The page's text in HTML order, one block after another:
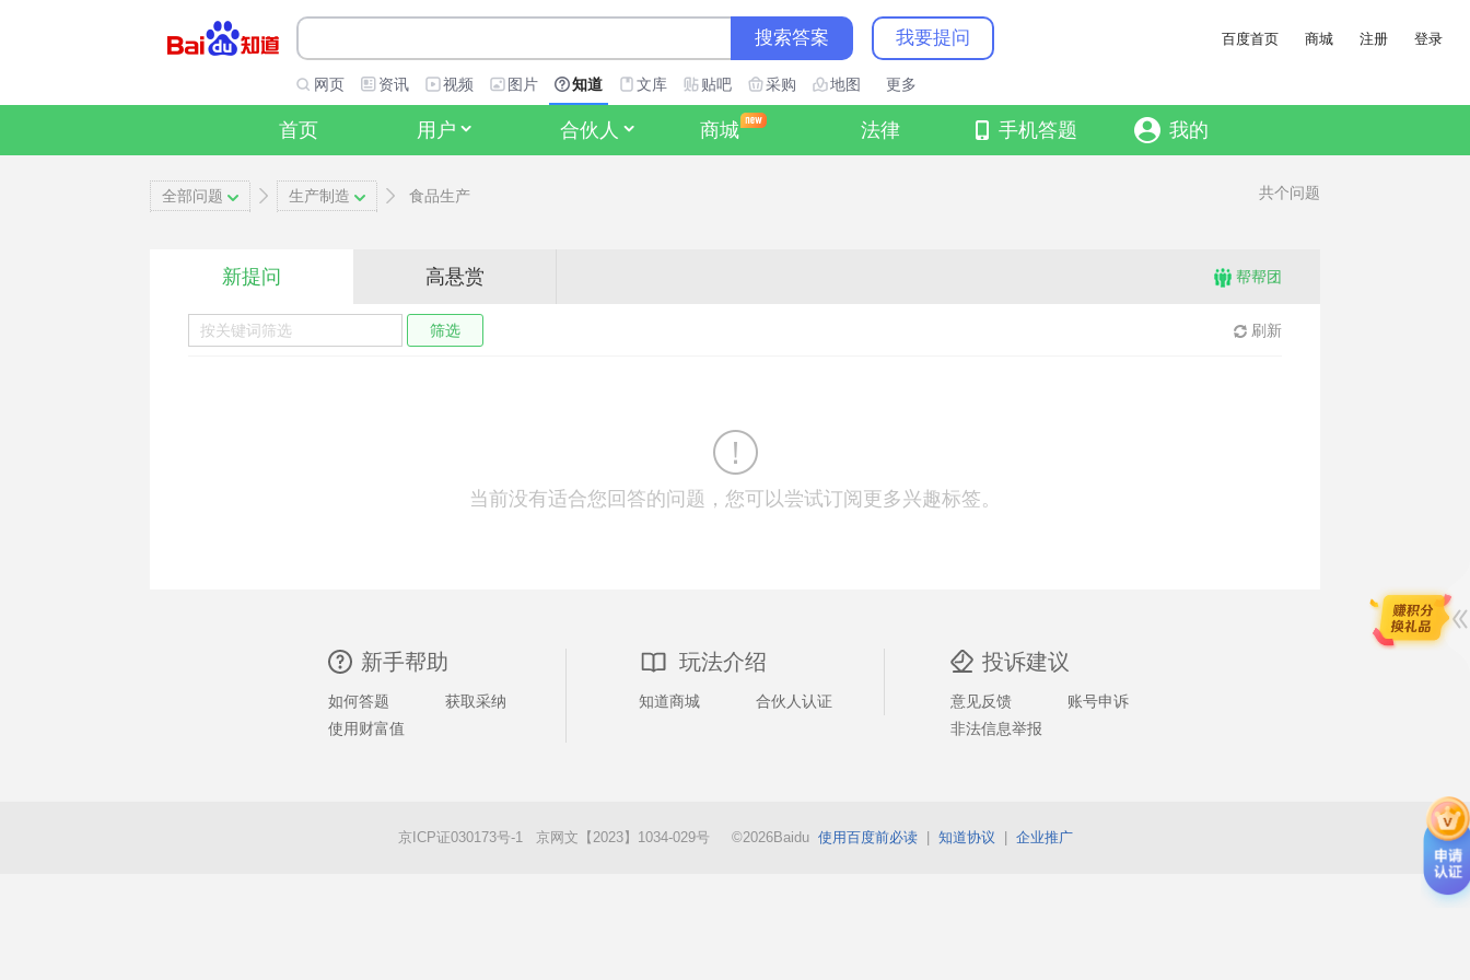
百度首页 商城 注册 登录
网页 资讯 视频 图片 知道 文库 贴吧 采购 地图 更多
搜索答案 我要提问
首页 用户 合伙人 商城 法律 手机答题 我的
全部问题 生产制造 食品生产 共个问题
新提问 高悬赏 帮帮团
筛选 刷新
当前没有适合您回答的问题，您可以尝试订阅更多兴趣标签。
新手帮助
如何答题
获取采纳
使用财富值
玩法介绍
知道商城 合伙人认证
投诉建议
意见反馈
账号申诉
非法信息举报
京ICP证030173号-1 京网文【2023】1034-029号 ©2026Baidu 使用百度前必读 知道协议 企业推广